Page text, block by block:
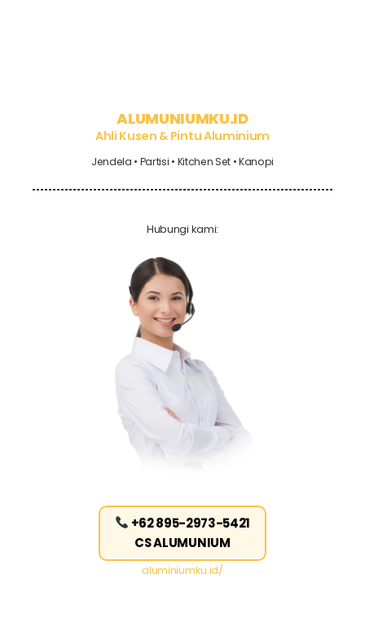
ALUMUNIUMKU.ID
Ahli Kusen & Pintu Aluminium
Jendela • Partisi • Kitchen Set • Kanopi
Hubungi kami:
+62 895-2973-5421
CS ALUMUNIUM
aluminiumku.id/